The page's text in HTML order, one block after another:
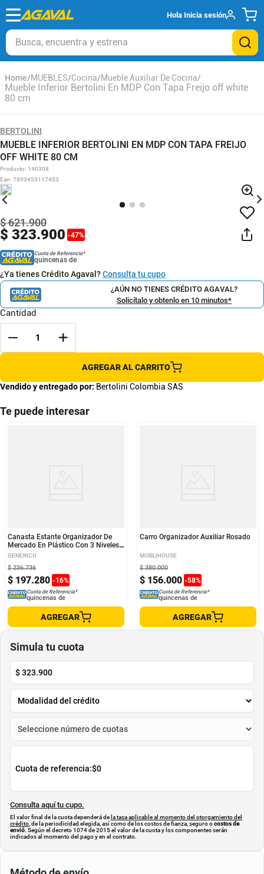
Hola Inicia sesión
Busca, encuentra y estrena
MUEBLES Cocina Mueble Auxiliar De Cocina
Mueble Inferior Bertolini En MDP Con Tapa Freijo off white
80 cm
BERTOLINI
MUEBLE INFERIOR BERTOLINI EN MDP CON TAPA FREIJO
OFF WHITE 80 CM
Producto: 140308
Ean: 7893455117453
$ 323.900 -47%
$621.900
Cuota de Referencia*
quincenas de
¿Ya tienes Crédito Agaval?Consulta tu cupo
¿AÚN NO TIENES CRÉDITO AGAVAL?
Solicítalo y obtenlo en 10 minutos*
Cantidad
AGREGAR AL CARRITO
Vendido y entregado por: Bertolini Colombia SAS
Te puede interesar
Canasta Estante Organizador De
Mercado En Plástico Con 3 Niveles
Y Ruedas Color Blanco
GENERICO
$ 197.280 -16%
$ 236.736
Cuota de Referencia*
quincenas de
AGREGAR
Carro Organizador Auxiliar Rosado
MOBLIHOUSE
$ 156.000 -58%
$ 380.000
Cuota de Referencia*
quincenas de
AGREGAR
Simula tu cuota
$323.900
Cuota de referencia:$0
Consulta aquí tu cupo.
El valor final de la cuota dependerá de la tasa aplicable al momento del otorgamiento del
crédito , de la periodicidad elegida, así como de los costos de fianza, seguro ocostos de
envió. Según el decreto 1074 de 2015 el valor de la cuota y los componentes serán
indicados al momento del pago y en el contrato.